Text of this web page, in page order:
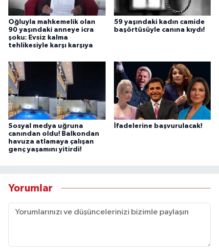
Oğluyla mahkemelik olan
90 yaşındaki anneye icra
şoku: Evsiz kalma
tehlikesiyle karşı karşıya
59 yaşındaki kadın camide
başörtüsüyle canına kıydı!
Sosyal medya uğruna
canından oldu! Balkondan
havuza atlamaya çalışan
genç yaşamını yitirdi!
İfadelerine başvurulacak!
Yorumlar